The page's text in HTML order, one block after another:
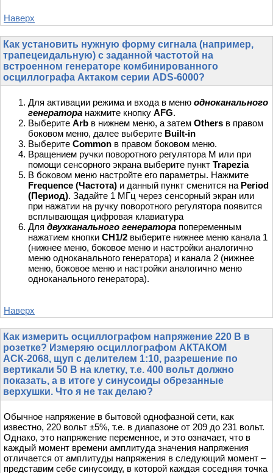
Наверх
Как установить нужную форму сигнала (например,
трапецеидальную) с заданной частотой на
встроенном генераторе комбинированного
осциллографа Актаком серии ADS-6000?
Для активации режима и входа в меню одноканального
генератора нажмите кнопку AFG.
Выберите Arb в нижнем меню, а затем Others в правом
боковом меню, далее выберите Built-in
Выберите Common в правом боковом меню.
Вращением ручки поворотного регулятора М или при
помощи сенсорного экрана выберите пункт Trapezia
В боковом меню настройте его параметры. Нажмите
Frequence (Частота) и данный пункт сменится на Period
(Период). Задайте 1 МГц через сенсорный экран или
при нажатии на ручку поворотного регулятора появится
всплывающая цифровая клавиатура
Для двухканального генератора попеременным
нажатием кнопки CH1/2 выберите нижнее меню канала 1
(нижнее меню, боковое меню и настройки аналогично
меню одноканального генератора) и канала 2 (нижнее
меню, боковое меню и настройки аналогично меню
одноканального генератора).
Наверх
Как измерить осциллографом напряжение 220 В в
розетке? Измеряю осциллографом АКТАКОМ
АСК-2068, щуп с делителем 1:10, разрешение по
вертикали 50 В на клетку, т.е. 400 вольт должно
показать, а в итоге у синусоиды обрезанные
верхушки. Что я не так делаю?
Обычное напряжение в бытовой однофазной сети, как
известно, 220 вольт ±5%, т.е. в диапазоне от 209 до 231 вольт.
Однако, это напряжение переменное, и это означает, что в
каждый момент времени амплитуда значения напряжения
отличается от амплитуды напряжения в следующий момент –
представим себе синусоиду, в которой каждая соседняя точка